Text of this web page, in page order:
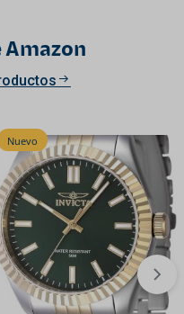
Amazon
Nuevo